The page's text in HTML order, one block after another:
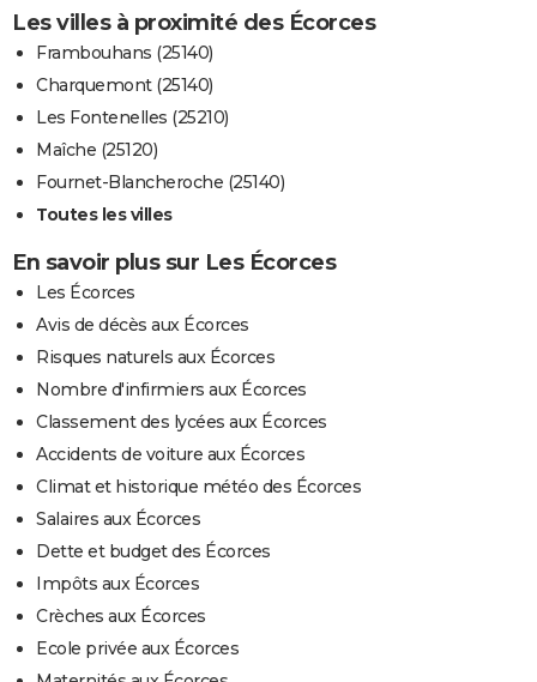
Les villes à proximité des Écorces
Frambouhans (25140)
Charquemont (25140)
Les Fontenelles (25210)
Maîche (25120)
Fournet-Blancheroche (25140)
Toutes les villes
En savoir plus sur Les Écorces
Les Écorces
Avis de décès aux Écorces
Risques naturels aux Écorces
Nombre d'infirmiers aux Écorces
Classement des lycées aux Écorces
Accidents de voiture aux Écorces
Climat et historique météo des Écorces
Salaires aux Écorces
Dette et budget des Écorces
Impôts aux Écorces
Crèches aux Écorces
Ecole privée aux Écorces